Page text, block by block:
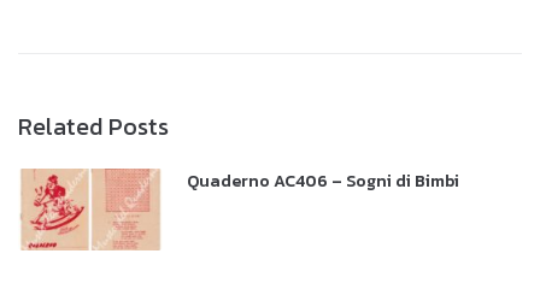
Related Posts
Quaderno AC406 – Sogni di Bimbi